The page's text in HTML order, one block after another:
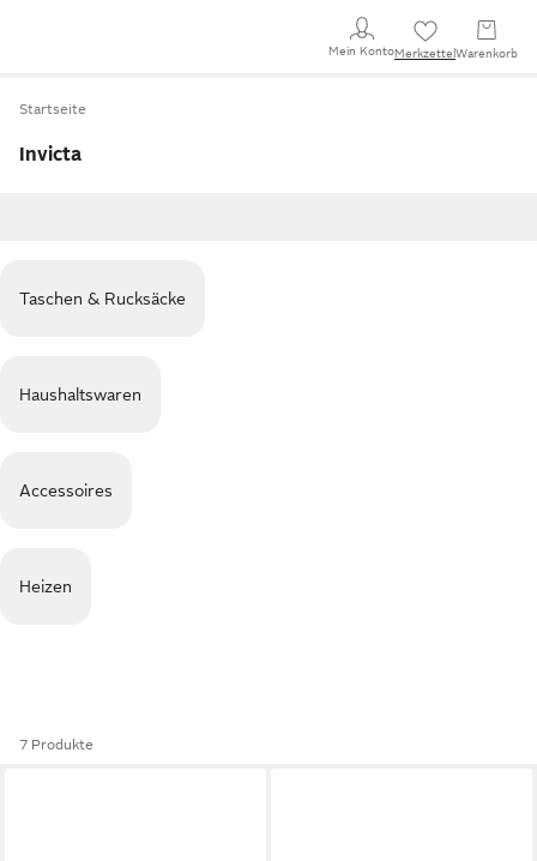
Mein KontoMerkzettel Warenkorb
Startseite
Invicta
Taschen & Rucksäcke
Haushaltswaren
Accessoires
Heizen
7 Produkte